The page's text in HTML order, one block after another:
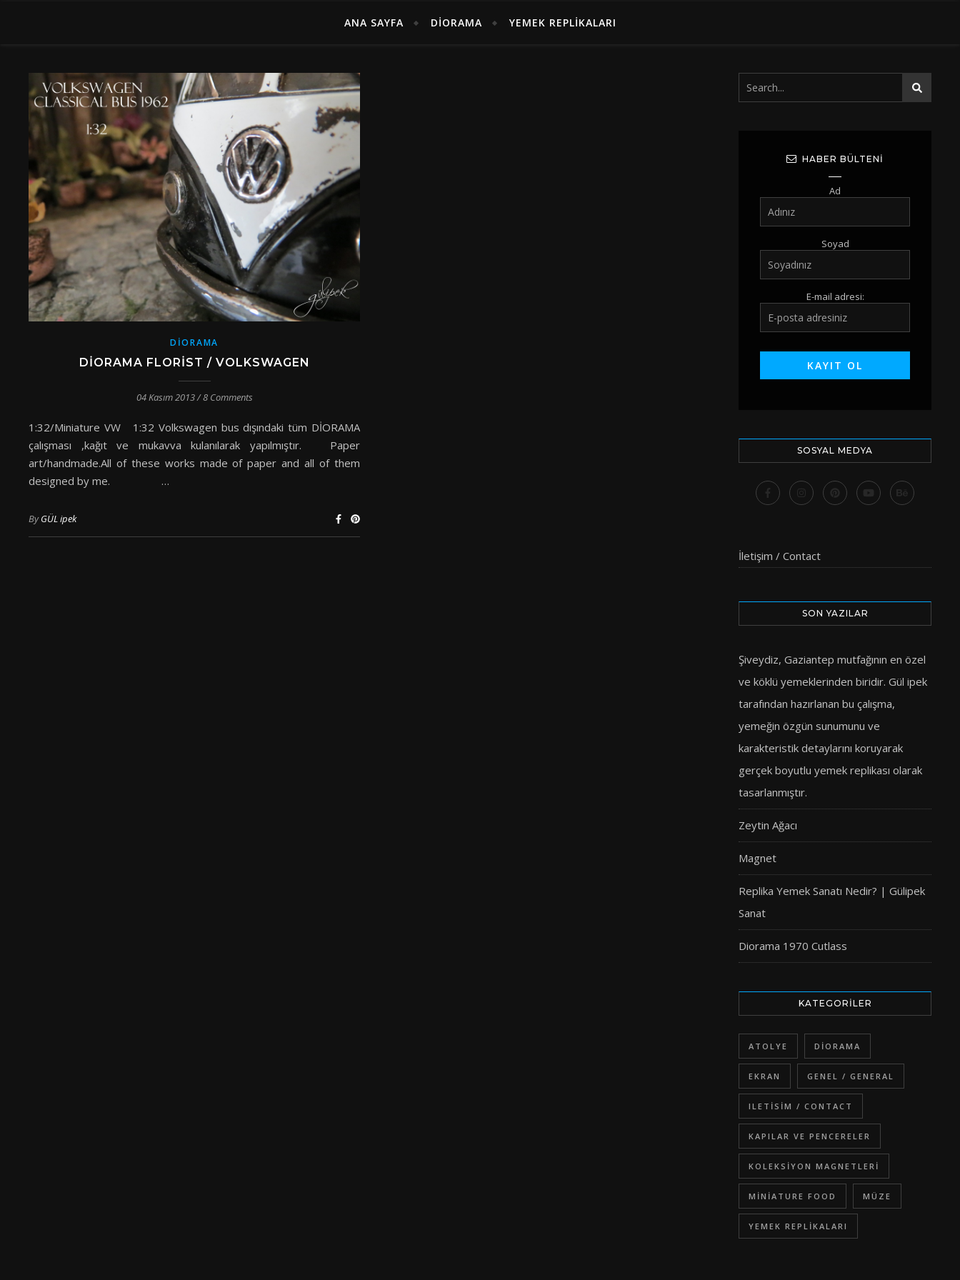
ANA SAYFA DIORAMA YEMEK REPLIKALARI
DIORAMA
DIORAMA FLORIST / VOLKSWAGEN
04 Kasım 2013/8 Comments
1:32/Miniature VW 1:32 Volkswagen bus dışındaki tüm DİORAMA
çalışması ,kağıt ve mukavva kulanılarak yapılmıştır. Paper
art/handmade.All of these works made of paper and all of them
designed by me. …
ByGÜL ipek
HABER BÜLTENI
Ad
Soyad
E-mail adresi:
SOSYAL MEDYA
İletişim / Contact
SON YAZILAR
Şiveydiz, Gaziantep mutfağının en özel
ve köklü yemeklerinden biridir. Gül ipek
tarafından hazırlanan bu çalışma,
yemeğin özgün sunumunu ve
karakteristik detaylarını koruyarak
gerçek boyutlu yemek replikası olarak
tasarlanmıştır.
Zeytin Ağacı
Magnet
Replika Yemek Sanatı Nedir? | Gülipek
Sanat
Diorama 1970 Cutlass
KATEGORILER
ATOLYE DIORAMA
EKRAN GENEL / GENERAL
ILETISIM / CONTACT
KAPILAR VE PENCERELER
KOLEKSIYON MAGNETLERI
MINIATURE FOOD MÜZE
YEMEK REPLIKALARI